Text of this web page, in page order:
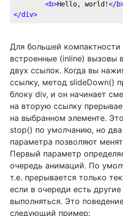
<b>Hello, world!</b
</div>
Для большей компактности
встроенные (inline) вызовы
двух ссылок. Когда вы
ссылку, метод slideDown()
блоку div, и он начинает
на вторую ссылку
на выбранном элементе.
stop() по умолчанию, но два
параметра позволяют
Первый параметр
очередь анимаций. По
т.е. прерывается только
если в очереди есть
выполняться. Это
следующий пример: